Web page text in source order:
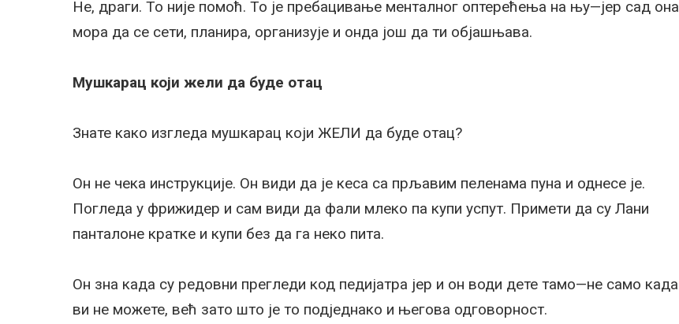
Не, драги. То није помоћ. То је пребацивање менталног оптерећења на њу—јер сад она
мора да се сети, планира, организује и онда још да ти објашњава.
Мушкарац који жели да буде отац
Знате како изгледа мушкарац који ЖЕЛИ да буде отац?
Он не чека инструкције. Он види да је кеса са прљавим пеленама пуна и однесе је.
Погледа у фрижидер и сам види да фали млеко па купи успут. Примети да су Лани
панталоне кратке и купи без да га неко пита.
Он зна када су редовни прегледи код педијатра јер и он води дете тамо—не само када
ви не можете, већ зато што је то подједнако и његова одговорност.